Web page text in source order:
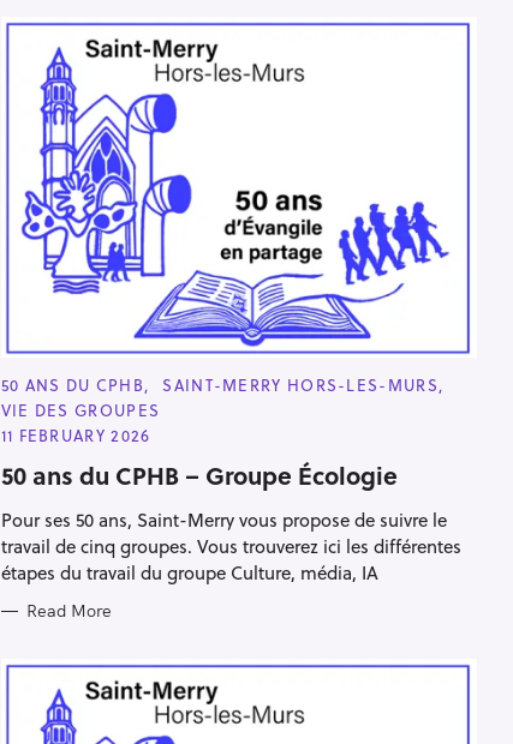
C
A
T
E
O
R
E
50 ANS DU CPHB
SAINT-MERRY HORS-LES-MURS
VIE DES GROUPES
11 FEBRUARY 2026
50 ans du CPHB – Groupe Écologie
Pour ses 50 ans, Saint-Merry vous propose de suivre le
travail de cinq groupes. Vous trouverez ici les différentes
étapes du travail du groupe Culture, média, IA
Read More